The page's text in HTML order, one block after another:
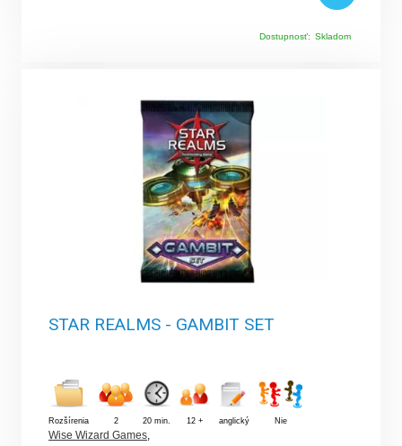
Dostupnosť: Skladom
STAR REALMS - GAMBIT SET
Rozšírenia 2 20 min. 12 + anglický Nie
Wise Wizard Games,